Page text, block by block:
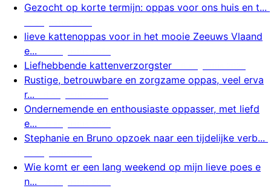
Gezocht op korte termijn: oppas voor ons huis en t...
lieve kattenoppas voor in het mooie Zeeuws Vlaand
e...
Liefhebbende kattenverzorgster
Rustige, betrouwbare en zorgzame oppas, veel erva
r...
Ondernemende en enthousiaste oppasser, met liefd
e...
Stephanie en Bruno opzoek naar een tijdelijke verb...
Wie komt er een lang weekend op mijn lieve poes e
n...